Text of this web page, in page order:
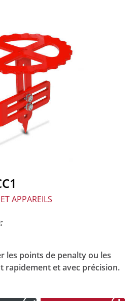
APPAREILS
les points de penalty ou les
rapidement et avec précision.